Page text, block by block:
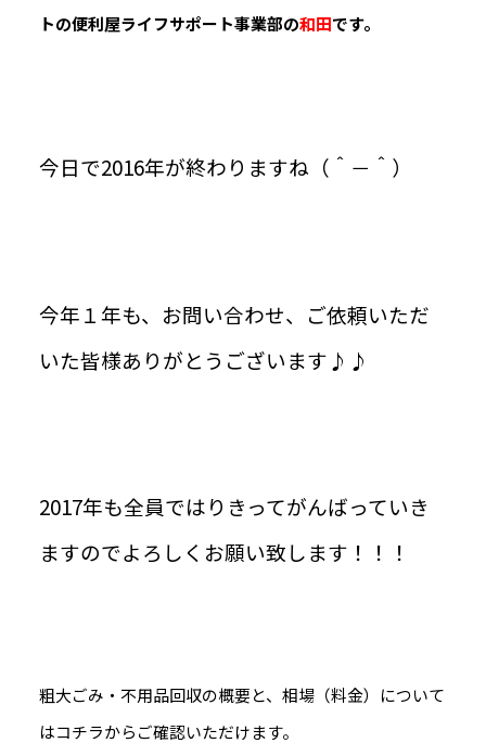
トの便利屋ライフサポート事業部の和田です。
今日で2016年が終わりますね（＾－＾）
今年１年も、お問い合わせ、ご依頼いただ
いた皆様ありがとうございます♪♪
2017年も全員ではりきってがんばっていき
ますのでよろしくお願い致します！！！
粗大ごみ・不用品回収の概要と、相場（料金）について
はコチラからご確認いただけます。